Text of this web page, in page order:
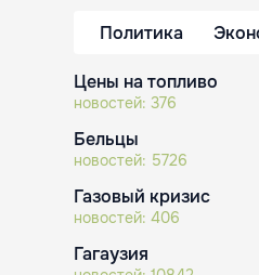
Политика
Цены на топливо
новостей: 376
Бельцы
новостей: 5726
Газовый кризис
новостей: 406
Гагаузия